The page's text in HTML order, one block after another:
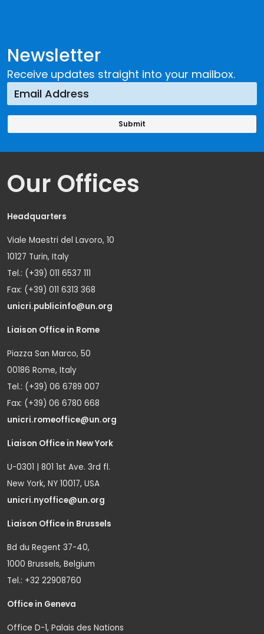
Newsletter
Receive updates straight into your mailbox.
Our Offices
Headquarters
Viale Maestri del Lavoro, 10
10127 Turin, Italy
Tel.: (+39) 011 6537 111
Fax: (+39) 011 6313 368
unicri.publicinfo@un.org
Liaison Office in Rome
Piazza San Marco, 50
00186 Rome, Italy
Tel.: (+39) 06 6789 007
Fax: (+39) 06 6780 668
unicri.romeoffice@un.org
Liaison Office in New York
U-0301 | 801 1st Ave. 3rd fl.
New York, NY 10017, USA
unicri.nyoffice@un.org
Liaison Office in Brussels
Bd du Regent 37-40,
1000 Brussels, Belgium
Tel.: +32 22908760
Office in Geneva
Office D-1, Palais des Nations